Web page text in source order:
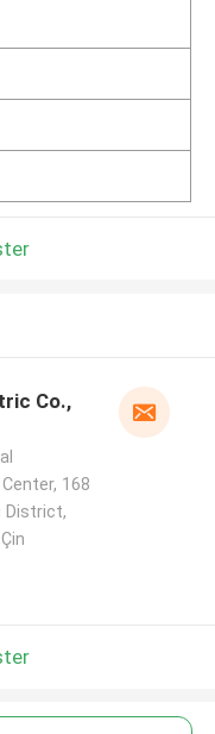
Co.,
168
District,